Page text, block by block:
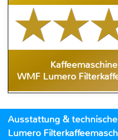
WMF Lumero
Ausstattung &
Lumero